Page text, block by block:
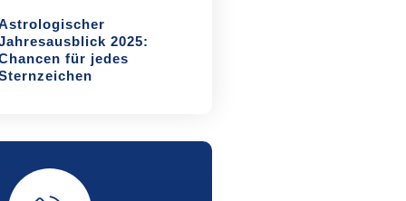
2025:
für jedes